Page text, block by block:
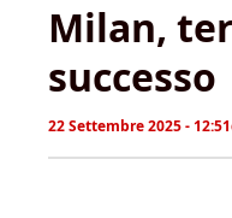
Milan,
successo
22 Settembre 2025 - 12:51